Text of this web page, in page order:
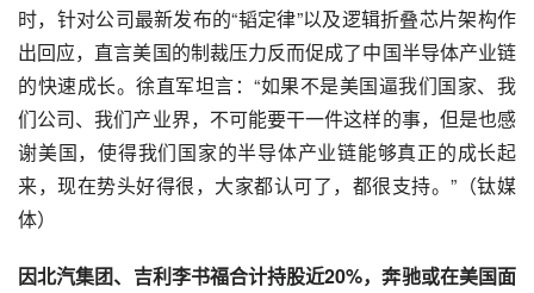
时，针对公司最新发布的“韬定律”以及逻辑折叠芯片架构作
出回应，直言美国的制裁压力反而促成了中国半导体产业链
的快速成长。徐直军坦言：“如果不是美国逼我们国家、我
们公司、我们产业界，不可能要干一件这样的事，但是也感
谢美国，使得我们国家的半导体产业链能够真正的成长起
来，现在势头好得很，大家都认可了，都很支持。”（钛媒
体）
因北汽集团、吉利李书福合计持股近20%，奔驰或在美国面